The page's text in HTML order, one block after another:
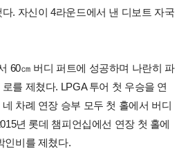
. 자신이 4라운드에서 낸 디보트 자국
60㎝ 버디 퍼트에 성공하며 나란히 파
를 제쳤다. LPGA 투어 첫 우승을 연
차례 연장 승부 모두 첫 홀에서 버디
년 롯데 챔피언십에선 연장 첫 홀에
인비를 제쳤다.